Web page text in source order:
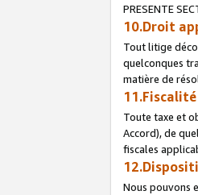
PRESENTE
10.Droit
Tout litige
quelconques
matière de
11.Fiscalité
Toute taxe et
Accord), de
fiscales
Nous pouvons